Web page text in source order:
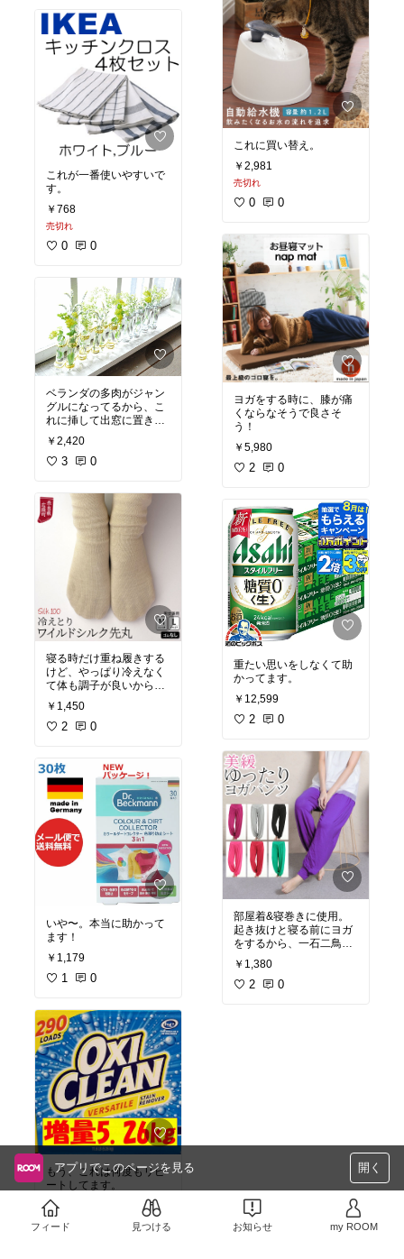
これが一番使いやすいで
す。
￥768
売切れ
0 0
ベランダの多肉がジャン
グルになってるから、こ
れに挿して出窓に置きた
い。
￥2,420
3 0
寝る時だけ重ね履きする
けど、やっぱり冷えなく
て体も調子が良いから冷
えとりがやめられない。
￥1,450
2 0
いや〜。本当に助かって
￥1,179
1 0
もう、これは何度もリピ
ートしてます。
￥3,925
3
これに買い替え。
￥2,981
売切れ
0 0
ヨガをする時に、膝が痛
くならなそうで良さそ
う！
￥5,980
2 0
重たい思いをしなくて助
かってます。
￥12,599
2 0
部屋着&寝巻きに使用。
起き抜けと寝る前にヨガ
をするから、一石二鳥な
じねじしないし、ゴムが
強くないのに苦しくなく
￥1,380
2 0
アプリでこのページを見る 開く
フィード 見つける お知らせ my ROOM